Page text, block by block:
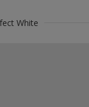
White